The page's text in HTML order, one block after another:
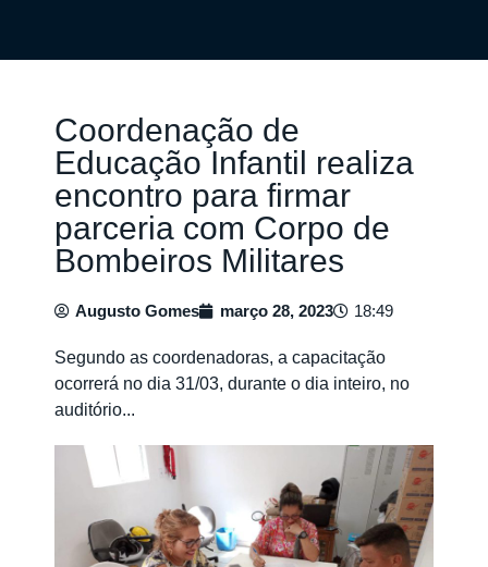
Coordenação de
Educação Infantil realiza
encontro para firmar
parceria com Corpo de
Bombeiros Militares
Augusto Gomes março 28, 2023 18:49
Segundo as coordenadoras, a capacitação
ocorrerá no dia 31/03, durante o dia inteiro, no
auditório...